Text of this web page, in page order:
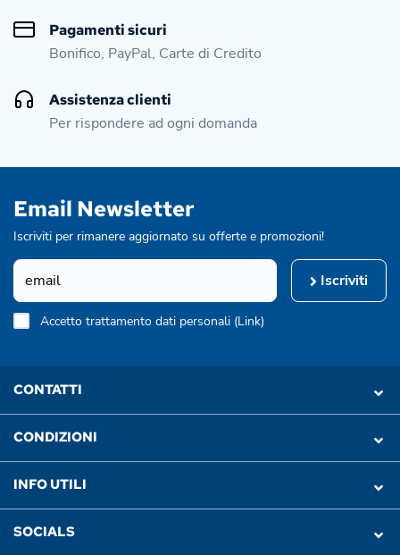
Pagamenti sicuri
Bonifico, PayPal, Carte di Credito
Assistenza clienti
Per rispondere ad ogni domanda
Email Newsletter
Iscriviti per rimanere aggiornato su offerte e promozioni!
Iscriviti
Accetto trattamento dati personali (Link)
CONTATTI
CONDIZIONI
INFO UTILI
SOCIALS